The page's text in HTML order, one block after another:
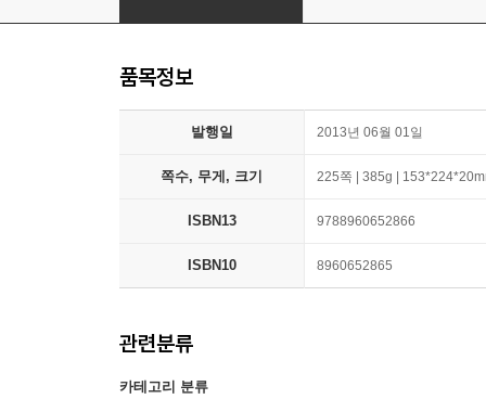
품목정보
발행일 2013년 06월 01일
쪽수, 무게, 크기 225쪽 | 385g |
ISBN13 9788960652866
ISBN10 8960652865
관련분류
카테고리 분류